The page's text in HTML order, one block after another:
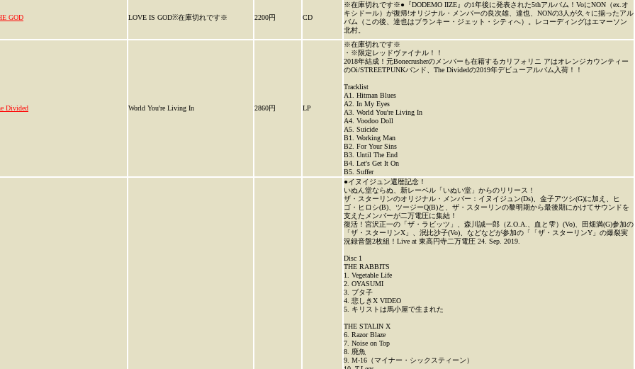
GOD LOVE IS GOD※在庫切れです※ 2200円 CD
※在庫切れです※●『DODEMO IIZE』の1年後に発表された5thアルバム！VoにNON（ex.オ
キシドール）が復帰!オリジナル・メンバーの良次雄、達也、NONの3人が久々に揃ったアル
バム（この後、達也はブランキー・ジェット・シティへ）。レコーディングはエマーソン
北村。
Divided World You're Living In 2860円 LP
※在庫切れです※
・※限定レッドヴァイナル！！
2018年結成！元Bonecrusherのメンバーも在籍するカリフォリニ アはオレンジカウンティー
のOi/STREETPUNKバンド、The Dividedの2019年デビューアルバム入荷！！
Tracklist
A1. Hitman Blues
A2. In My Eyes
A3. World You're Living In
A4. Voodoo Doll
A5. Suicide
B1. Working Man
B2. For Your Sins
B3. Until The End
B4. Let's Get It On
B5. Suffer
●イヌイジュン還暦記念！
いぬん堂ならぬ、新レーベル「いぬい堂」からのリリース！
ザ・スターリンのオリジナル・メンバー：イヌイジュン(Ds)、金子アツシ(G)に加え、ヒ
ゴ・ヒロシ(B)、ツージーQ(B)と、ザ・スターリンの黎明期から最後期にかけてサウンドを
支えたメンバーが二万電圧に集結！
復活！宮沢正一の「ザ・ラビッツ」、森川誠一郎（Z.O.A.、血と雫）(Vo)、田畑満(G)参加の
「ザ・スターリンX」、泯比沙子(Vo)、などなどが参加の「「ザ・スターリンY」の爆裂実
況録音盤2枚組！Live at 東高円寺二万電圧 24. Sep. 2019.
Disc 1
THE RABBITS
1. Vegetable Life
2. OYASUMI
3. ブタ子
4. 悲しきX VIDEO
5. キリストは馬小屋で生まれた
THE STALIN X
6. Razor Blaze
7. Noise on Top
8. 廃魚
9. M-16（マイナー・シックスティーン）